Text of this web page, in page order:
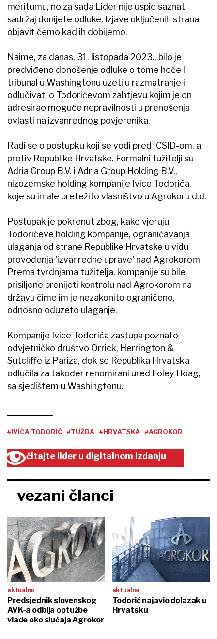
meritumu, no za sada Lider nije uspio saznati
sadržaj donijete odluke. Izjave uključenih strana
objavit ćemo kad ih dobijemo.
Naime, za danas, 31. listopada 2023., bilo je
predviđeno donošenje odluke o tome hoće li
tribunal u Washingtonu uzeti u razmatranje i
odlučivati o Todorićevom zahtjevu kojim je on
adresirao moguće nepravilnosti u prenošenja
ovlasti na izvanrednog povjerenika.
Radi se o postupku koji se vodi pred ICSID-om, a
protiv Republike Hrvatske. Formalni tužitelji su
Adria Group B.V. i Adria Group Holding B.V.,
nizozemske holding kompanije Ivice Todorića,
koje su imale pretežito vlasništvo u Agrokoru d.d.
Postupak je pokrenut zbog, kako vjeruju
Todorićeve holding kompanije, ograničavanja
ulaganja od strane Republike Hrvatske u vidu
provođenja 'izvanredne uprave' nad Agrokorom.
Prema tvrdnjama tužitelja, kompanije su bile
prisiljene prenijeti kontrolu nad Agrokorom na
državu čime im je nezakonito ograničeno,
odnosno oduzeto ulaganje.
Kompanije Ivice Todorića zastupa poznato
odvjetničko društvo Orrick, Herrington &
Sutcliffe iz Pariza, dok se Republika Hrvatska
odlučila za također renomirani ured Foley Hoag,
sa sjedištem u Washingtonu.
#IVICA TODORIĆ #TUŽBA #HRVATSKA #AGROKOR
čitajte lider u digitalnom izdanju
vezani članci
aktualno
Predsjednik slovenskog
AVK-a odbija optužbe
vlade oko slučaja Agrokor
aktualno
Todorić najavio dolazak u
Hrvatsku